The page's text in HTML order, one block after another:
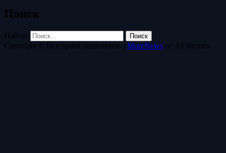
Поиск
Найти:
Copyright © Все права защищены. | MoreNews от AF themes.